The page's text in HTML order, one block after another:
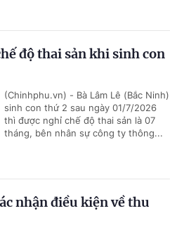
độ thai sản khi sinh con
(Chinhphu.vn) - Bà Lâm Lê (Bắc Ninh)
sinh con thứ 2 sau ngày 01/7/2026
thì được nghỉ chế độ thai sản là 07
tháng, bên nhân sự công ty thông...
nhận điều kiện về thu